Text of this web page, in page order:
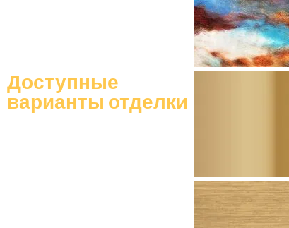
Доступные
варианты отделки